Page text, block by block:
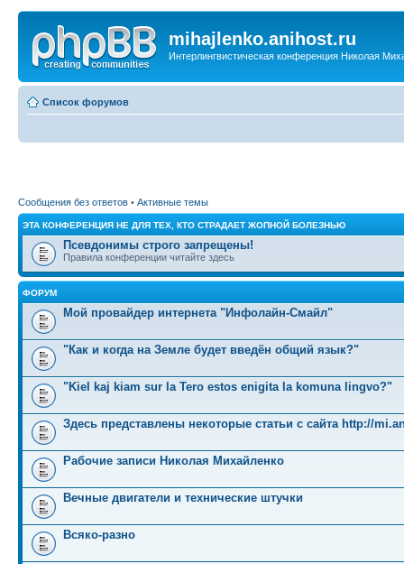
mihajlenko.anihost.ru
Интерлингвистическая конференция Николая
Список форумов
Сообщения без ответов • Активные темы
ЭТА КОНФЕРЕНЦИЯ НЕ ДЛЯ ТЕХ, КТО СТРАДАЕТ ЖОПНОЙ БОЛЕЗНЬЮ
Псевдонимы строго запрещены!
Правила конференции читайте здесь
ФОРУМ
Мой провайдер интернета "Инфолайн-Смайл"
"Как и когда на Земле будет введён общий язык?"
"Kiel kaj kiam sur la Tero estos enigita la komuna lingvo?"
Здесь представлены некоторые статьи с сайта http://
Рабочие записи Николая Михайленко
Вечные двигатели и технические штучки
Всяко-разно